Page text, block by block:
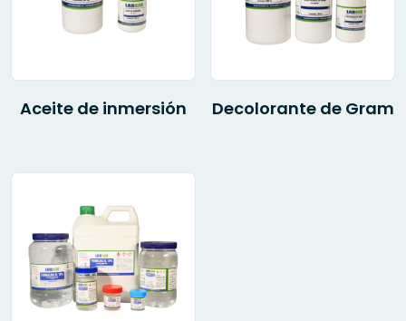
Aceite de inmersión Decolorante de Gram